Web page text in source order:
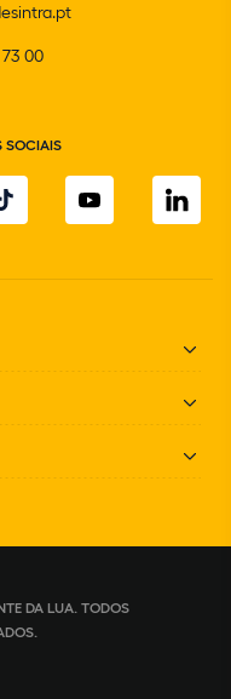
73 00
SOCIAIS
DA LUA. TODOS